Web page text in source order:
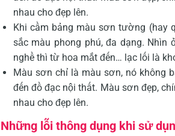
nhau cho đẹp lên.
Khi cầm bảng màu sơn tường (hay
sắc màu phong phú, đa dạng. Nhìn
nghề thì từ hoa mắt đến… lạc lối là
Màu sơn chỉ là màu sơn, nó không
đến đồ đạc nội thất. Màu sơn đẹp,
nhau cho đẹp lên.
Những lỗi thông dụng khi sử